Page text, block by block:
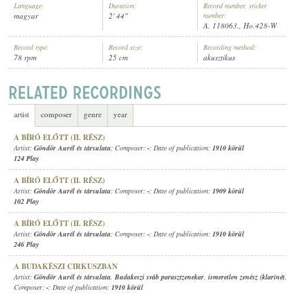
ARTIST: GÖNDÖR AURÉL ÉS TÁRSULATA ISMERETLEN CIGÁNYZENEKAR
Language:
magyar
Duration:
2' 44"
Record number, sticker
number:
A. 118063., Ho.428-W
Record type:
78 rpm
Record size:
25 cm
Recording method:
akusztikus
artist composer genre year
A BÍRÓ ELŐTT (II. RÉSZ)
Artist: Göndör Aurél és társulata; Composer: -; Date of publication: 1910 körül
124 Play
A BÍRÓ ELŐTT (II. RÉSZ)
Artist: Göndör Aurél és társulata; Composer: -; Date of publication: 1909 körül
102 Play
A BÍRÓ ELŐTT (II. RÉSZ)
Artist: Göndör Aurél és társulata; Composer: -; Date of publication: 1910 körül
246 Play
A BUDAKÉSZI CIRKUSZBAN
Artist: Göndör Aurél és társulata, Budakeszi sváb parasztzenekar, ismeretlen zenész (klarinét,
Composer: -; Date of publication: 1910 körül